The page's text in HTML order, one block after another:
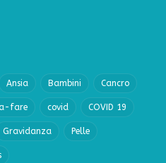
Ansia Bambini Cancro
fare covid COVID 19
Gravidanza Pelle